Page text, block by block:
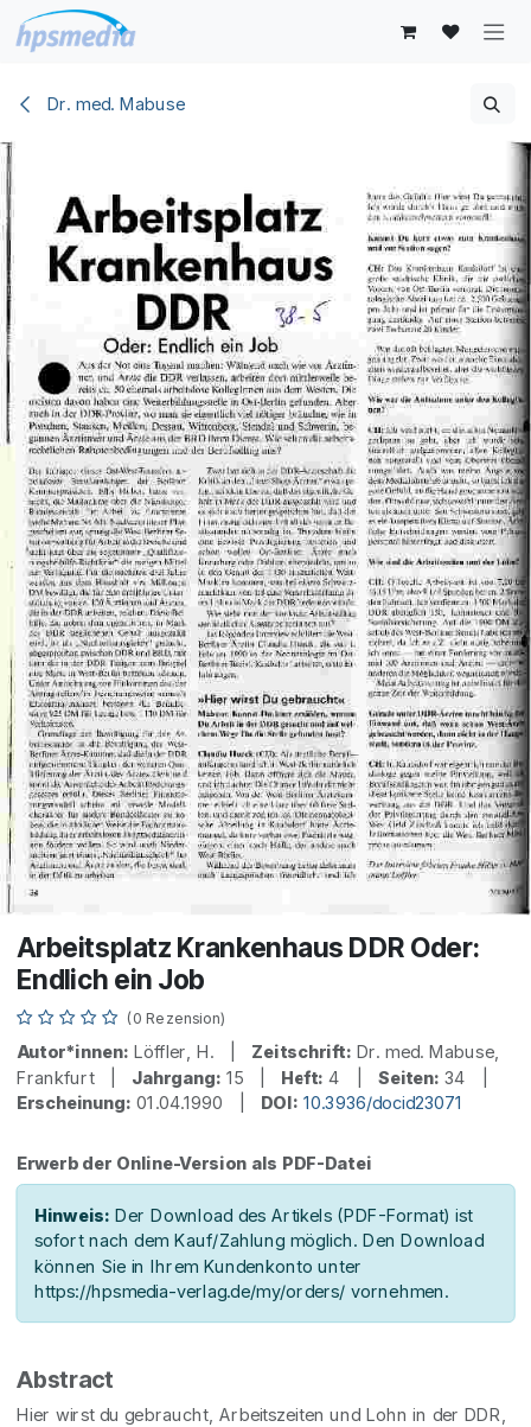
Zum Inhalt springen
Dr. med. Mabuse
Arbeitsplatz Krankenhaus DDR Oder:
Endlich ein Job
(0 Rezension)
Autor*innen: Löffler, H. | Zeitschrift: Dr. med. Mabuse,
Frankfurt | Jahrgang: 15 | Heft: 4 | Seiten: 34 |
Erscheinung: 01.04.1990 | DOI: 10.3936/docid23071
Erwerb der Online-Version als PDF-Datei
Hinweis: Der Download des Artikels (PDF-Format) ist
sofort nach dem Kauf/Zahlung möglich. Den Download
können Sie in Ihrem Kundenkonto unter
https://hpsmedia-verlag.de/my/orders/ vornehmen.
Abstract
Hier wirst du gebraucht, Arbeitszeiten und Lohn in der DDR,